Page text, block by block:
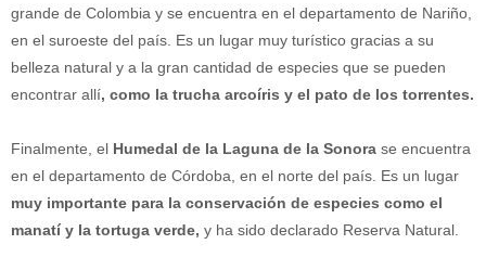
grande de Colombia y se encuentra en el departamento de Nariño,
en el suroeste del país. Es un lugar muy turístico gracias a su
belleza natural y a la gran cantidad de especies que se pueden
encontrar allí, como la trucha arcoíris y el pato de los torrentes.
Finalmente, el Humedal de la Laguna de la Sonora se encuentra
en el departamento de Córdoba, en el norte del país. Es un lugar
muy importante para la conservación de especies como el
manatí y la tortuga verde, y ha sido declarado Reserva Natural.